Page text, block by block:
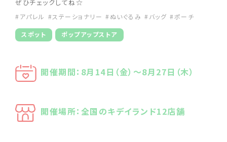
ぜひチェックしてね☆
#アパレル #ステーショナリー #ぬいぐるみ #バッグ #ポーチ
スポット ポップアップストア
開催期間：8月14日（金）～8月27日（木）
開催場所：全国のキデイランド12店舗